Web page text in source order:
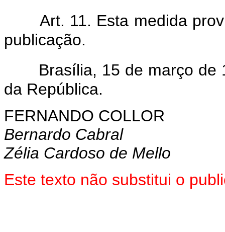
Art. 11. Esta medida
publicação.
Brasília, 15 de março de
da República.
FERNANDO COLLOR
Bernardo Cabral
Zélia Cardoso de Mello
Este texto não substitui o